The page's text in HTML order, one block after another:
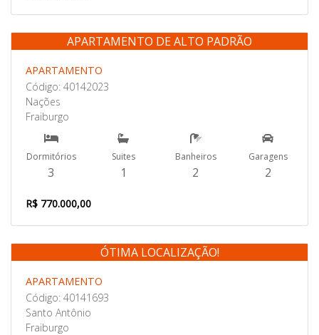
Venda
APARTAMENTO DE ALTO PADRÃO
APARTAMENTO
Código: 40142023
Nações
Fraiburgo
Dormitórios
3
Suites
1
Banheiros
2
Garagens
2
R$ 770.000,00
Venda
ÓTIMA LOCALIZAÇÃO!
APARTAMENTO
Código: 40141693
Santo Antônio
Fraiburgo